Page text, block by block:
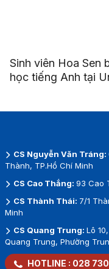
Sinh viên Hoa Sen
học tiếng Anh tại
CS Nguyễn Văn Tráng:
Thành, TP.Hồ Chí Minh
CS Cao Thắng: 93 Cao
CS Thành Thái: 7/1
Minh
CS Quang Trung: Lô
Quang Trung, Phường
HOTLINE : 028